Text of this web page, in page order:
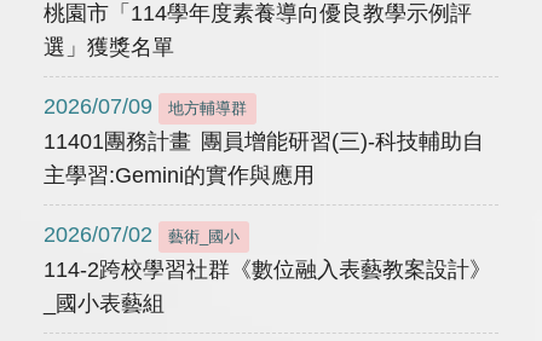
桃園市「114學年度素養導向優良教學示例評
選」獲獎名單
2026/07/09 地方輔導群
11401團務計畫 團員增能研習(三)-科技輔助自
主學習:Gemini的實作與應用
2026/07/02 藝術_國小
114-2跨校學習社群《數位融入表藝教案設計》
_國小表藝組